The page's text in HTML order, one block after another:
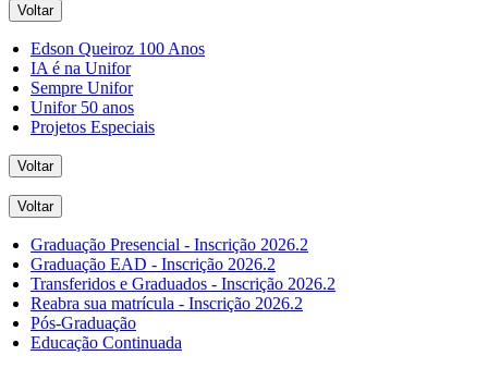
Voltar
Edson Queiroz 100 Anos
IA é na Unifor
Sempre Unifor
Unifor 50 anos
Projetos Especiais
Voltar
Voltar
Graduação Presencial - Inscrição 2026.2
Graduação EAD - Inscrição 2026.2
Transferidos e Graduados - Inscrição 2026.2
Reabra sua matrícula - Inscrição 2026.2
Pós-Graduação
Educação Continuada